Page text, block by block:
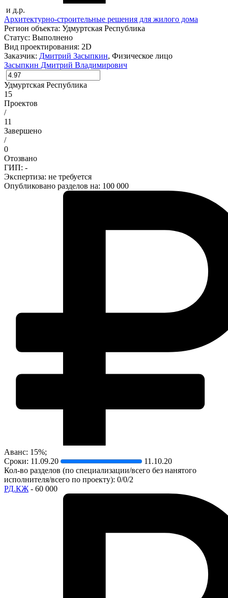
и д.р.
Архитектурно-строительные решения для жилого дома
Регион объекта: Удмуртская Республика
Статус: Выполнено
Вид проектирования: 2D
Заказчик: Дмитрий Засыпкин, Физическое лицо
Засыпкин Дмитрий Владимирович
Удмуртская Республика
15
Проектов
/
11
Завершено
/
0
Отозвано
ГИП: -
Экспертиза: не требуется
Опубликовано разделов на: 100 000
Аванс: 15%;
Сроки: 11.09.20
11.10.20
Кол-во разделов (по специализации/всего без нанятого
исполнителя/всего по проекту): 0/0/2
РД.КЖ - 60 000